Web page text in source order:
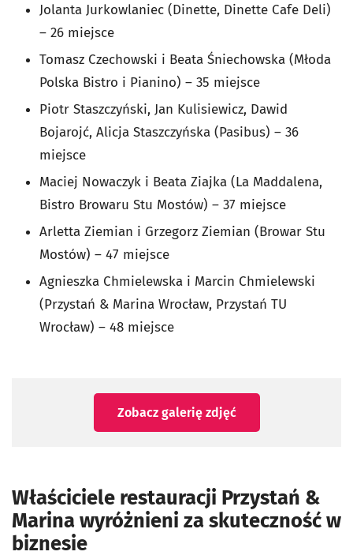
Jolanta Jurkowlaniec (Dinette, Dinette Cafe Deli)
– 26 miejsce
Tomasz Czechowski i Beata Śniechowska (Młoda
Polska Bistro i Pianino) – 35 miejsce
Piotr Staszczyński, Jan Kulisiewicz, Dawid
Bojarojć, Alicja Staszczyńska (Pasibus) – 36
miejsce
Maciej Nowaczyk i Beata Ziajka (La Maddalena,
Bistro Browaru Stu Mostów) – 37 miejsce
Arletta Ziemian i Grzegorz Ziemian (Browar Stu
Mostów) – 47 miejsce
Agnieszka Chmielewska i Marcin Chmielewski
(Przystań & Marina Wrocław, Przystań TU
Wrocław) – 48 miejsce
Zobacz galerię zdjęć
Właściciele restauracji Przystań &
Marina wyróżnieni za skuteczność w
biznesie